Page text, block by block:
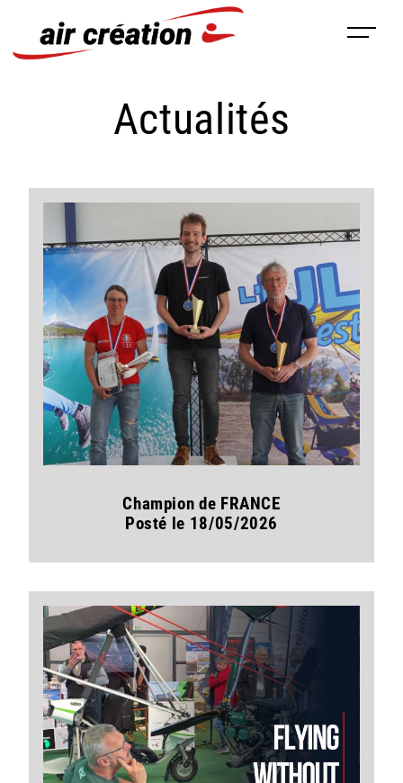
Actualités
Champion de FRANCE
Posté le 18/05/2026
Panneau de gestion des cookies